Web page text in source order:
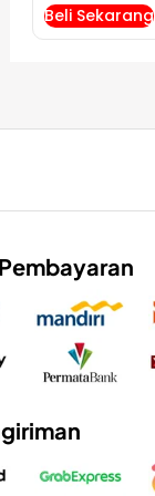
Beli Sekarang